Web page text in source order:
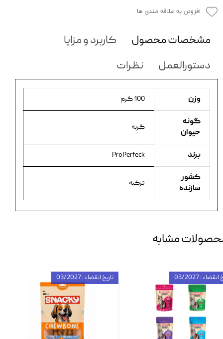
افزودن به علاقه مندی ها
مشخصات محصول
کاربرد و مزایا
دستورالعمل
نظرات
وزن 100 گرم
گونه
حیوان
گربه
برند ProPerfeck
کشور
سازنده
ترکیه
مشابه
تاریخ انقضاء : 03/2027 : 03/2027